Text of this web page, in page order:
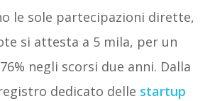
le sole partecipazioni dirette,
si attesta a 5 mila, per un
negli scorsi due anni. Dalla
dedicato delle startup